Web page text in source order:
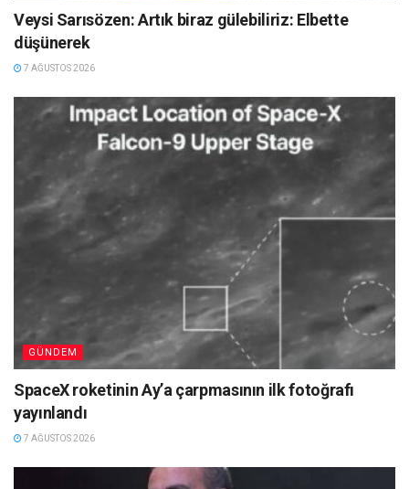
Veysi Sarısözen: Artık biraz gülebiliriz: Elbette
düşünerek
7 AĞUSTOS 2026
GÜNDEM
SpaceX roketinin Ay’a çarpmasının ilk fotoğrafı
yayınlandı
7 AĞUSTOS 2026